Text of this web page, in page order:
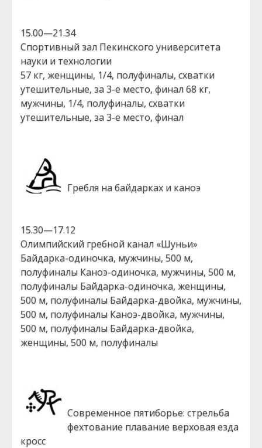
15.00—21.34
Спортивный зал Пекинского университета
науки и технологии
57 кг, женщины, 1/4, полуфиналы, схватки
утешительные, за 3-е место, финал 68 кг,
мужчины, 1/4, полуфиналы, схватки
утешительные, за 3-е место, финал
Гребля на байдарках и каноэ
15.30—17.12
Олимпийский гребной канал «Шуньи»
Байдарка-одиночка, мужчины, 500 м,
полуфиналы Каноэ-одиночка, мужчины, 500 м,
полуфиналы Байдарка-одиночка, женщины,
500 м, полуфиналы Байдарка-двойка, мужчины,
500 м, полуфиналы Каноэ-двойка, мужчины,
500 м, полуфиналы Байдарка-двойка,
женщины, 500 м, полуфиналы
Современное пятиборье: стрельба
фехтование плавание верховая езда
кросс